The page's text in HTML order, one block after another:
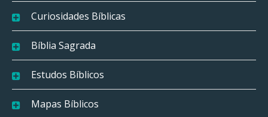
Curiosidades Bíblicas
Bíblia Sagrada
Estudos Bíblicos
Mapas Bíblicos